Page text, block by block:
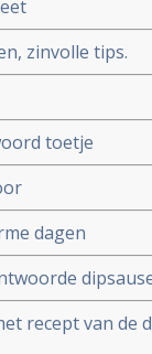
zinvolle tips.
toetje
dagen
recept van de